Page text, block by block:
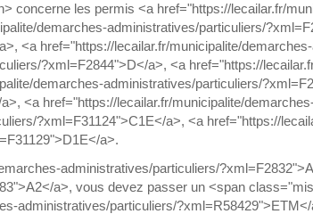
concerne les permis <a href="https://lecailar.fr/
demarches-administratives/particuliers/
<a href="https://lecailar.fr/municipalite/
?xml=F2844">D</a>, <a href="https://
demarches-administratives/particuliers/
<a href="https://lecailar.fr/municipalite/
?xml=F31124">C1E</a>, <a href="https://
a>.
administratives/particuliers/
a>, vous devez passer un <span
administratives/particuliers/